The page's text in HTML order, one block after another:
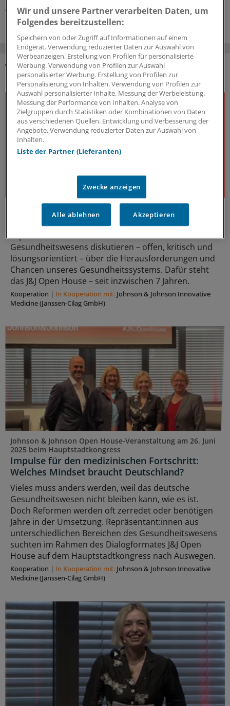
07.08.2026
DAS KÖNNTE SIE AUCH INTERESSIEREN
Der Gesundheitsdialog
Expert:innen aus unterschiedlichsten Bereichen des
Gesundheitswesens diskutieren – offen, kritisch und
lösungsorientiert – über die Herausforderungen und
Chancen unseres Gesundheitssystems. Dafür steht
das J&J Open House – seit inzwischen 7 Jahren.
Kooperation | In Kooperation mit: Johnson & Johnson Innovative
Medicine (Janssen-Cilag GmbH)
Johnson & Johnson Open House-Veranstaltung am 26. Juni
2025 beim Hauptstadtkongress
Impulse für den medizinischen Fortschritt:
Welches Mindset braucht Deutschland?
Vieles muss anders werden, weil das deutsche
Gesundheitswesen nicht bleiben kann, wie es ist.
Doch Reformen werden oft zerredet oder benötigen
Jahre in der Umsetzung. Repräsentant:innen aus
unterschiedlichen Bereichen des Gesundheitswesens
suchten im Rahmen des Dialogformates J&J Open
House auf dem Hauptstadtkongress nach Auswegen.
Kooperation | In Kooperation mit: Johnson & Johnson Innovative
Medicine (Janssen-Cilag GmbH)
Wir und unsere Partner verarbeiten Daten, um
Folgendes bereitzustellen:
Speichern von oder Zugriff auf Informationen auf einem
Endgerät. Verwendung reduzierter Daten zur Auswahl von
Werbeanzeigen. Erstellung von Profilen für personalisierte
Werbung. Verwendung von Profilen zur Auswahl
personalisierter Werbung. Erstellung von Profilen zur
Personalisierung von Inhalten. Verwendung von Profilen zur
Auswahl personalisierter Inhalte. Messung der Werbeleistung.
Messung der Performance von Inhalten. Analyse von
Zielgruppen durch Statistiken oder Kombinationen von Daten
aus verschiedenen Quellen. Entwicklung und Verbesserung der
Angebote. Verwendung reduzierter Daten zur Auswahl von
Inhalten.
Liste der Partner (Lieferanten)
Zwecke anzeigen
Alle ablehnen Akzeptieren